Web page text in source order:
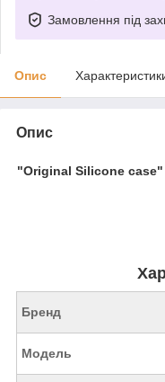
Замовлення під
Опис
Опис
"Original Silicone
Бренд
Модель